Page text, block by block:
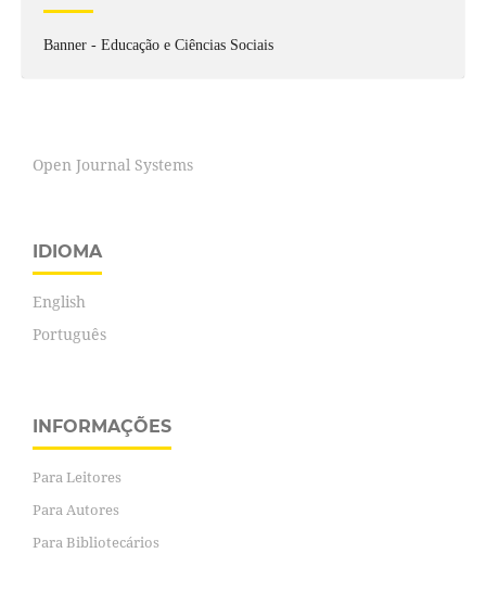
Banner - Educação e Ciências Sociais
Open Journal Systems
IDIOMA
English
Português
INFORMAÇÕES
Para Leitores
Para Autores
Para Bibliotecários